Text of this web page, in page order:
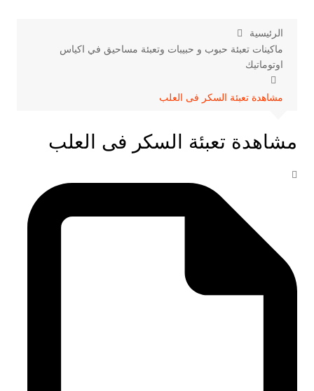
الرئيسية
ماكينات تعبئة حبوب و حبيبات وتعبئة مساحيق في اكياس
اوتوماتيك
مشاهدة تعبئة السكر فى العلب
مشاهدة تعبئة السكر فى العلب